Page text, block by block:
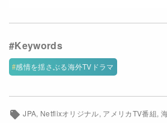
主な出演者
クリストル・スチュワート アンバー
感情を揺さぶる海外TVドラマ
JPA Netflixオリジナル アメリカTV番組